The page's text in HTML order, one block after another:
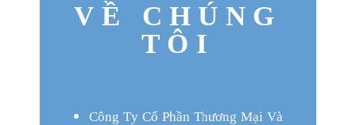
VỀ CHÚNG
TÔI
Công Ty Cổ Phần Thương Mại Và